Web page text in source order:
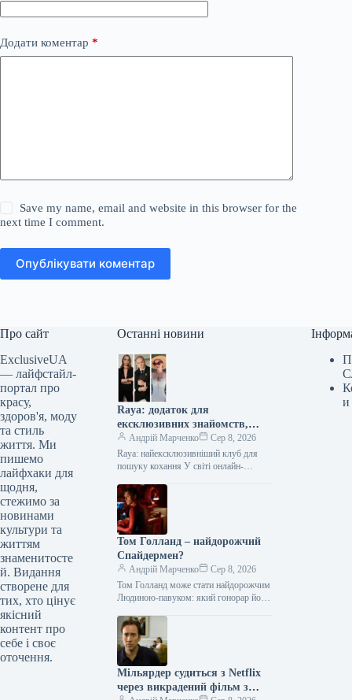
Додати коментар *
Save my name, email and website in this browser for the
next time I comment.
Опублікувати коментар
Про сайт
ExclusiveUA
— лайфстайл-
портал про
красу,
здоров'я, моду
та стиль
життя. Ми
пишемо
лайфхаки для
щодня,
стежимо за
новинами
культури та
життям
знаменитосте
й. Видання
створене для
тих, хто цінує
якісний
контент про
себе і своє
оточення.
Останні новини
Raya: додаток для
ексклюзивних знайомств,
яким користуються зірки
Голлівуду
Андрій Марченко
Сер 8, 2026
Raya: найексклюзивніший клуб для
пошуку кохання У світі онлайн-
називають найексклюзивнішим
клубом для пошуку кохання. Мова…
Том Голланд – найдорожчий
Спайдермен?
Андрій Марченко
Сер 8, 2026
Том Голланд може стати найдорожчим
Людиною-павуком: який гонорар йому
Голланд, за попередніми оцінками,
може заробити від…
Мільярдер судиться з Netflix
через викрадений фільм з
и